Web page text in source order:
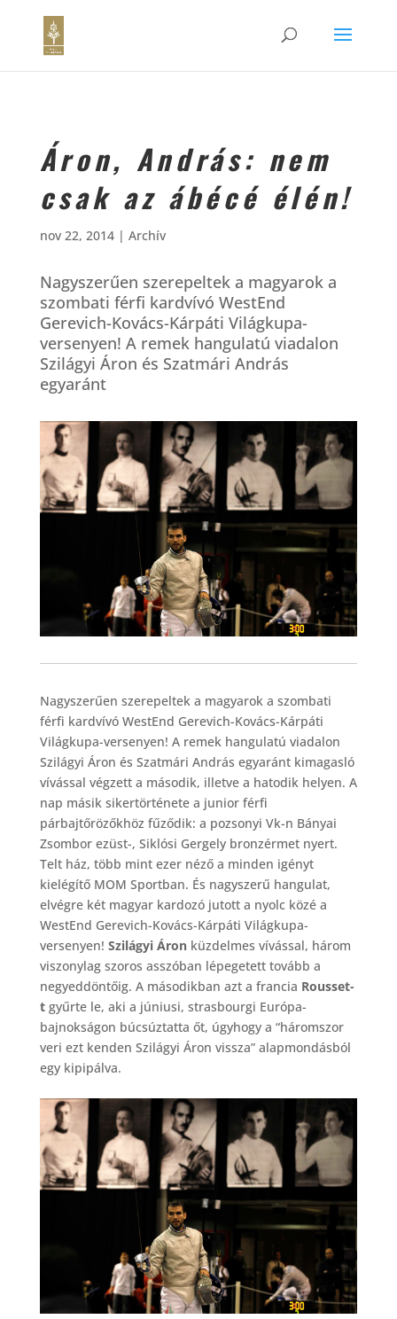
Áron, András: nem
csak az ábécé élén!
nov 22, 2014| Archív
Nagyszerűen szerepeltek a magyarok a
szombati férfi kardvívó WestEnd
Gerevich-Kovács-Kárpáti Világkupa-
versenyen! A remek hangulatú viadalon
Szilágyi Áron és Szatmári András
egyaránt
Nagyszerűen szerepeltek a magyarok a szombati
férfi kardvívó WestEnd Gerevich-Kovács-Kárpáti
Világkupa-versenyen! A remek hangulatú viadalon
Szilágyi Áron és Szatmári András egyaránt kimagasló
vívással végzett a második, illetve a hatodik helyen. A
nap másik sikertörténete a junior férfi
párbajtőrözőkhöz fűződik: a pozsonyi Vk-n Bányai
Zsombor ezüst-, Siklósi Gergely bronzérmet nyert.
Telt ház, több mint ezer néző a minden igényt
kielégítő MOM Sportban. És nagyszerű hangulat,
elvégre két magyar kardozó jutott a nyolc közé a
WestEnd Gerevich-Kovács-Kárpáti Világkupa-
versenyen! Szilágyi Áronküzdelmes vívással, három
viszonylag szoros asszóban lépegetett tovább a
negyeddöntőig. A másodikban azt a francia Rousset-
tgyűrte le, aki a júniusi, strasbourgi Európa-
bajnokságon búcsúztatta őt, úgyhogy a “háromszor
veri ezt kenden Szilágyi Áron vissza” alapmondásból
egy kipipálva.